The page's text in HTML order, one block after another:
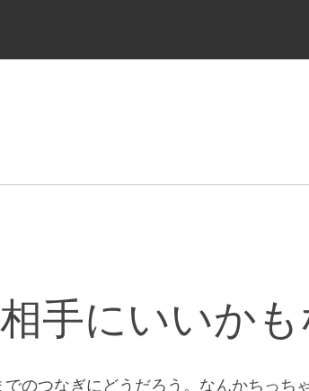
ー
手にいいか
のつなぎにどうだろう。なんかちっち